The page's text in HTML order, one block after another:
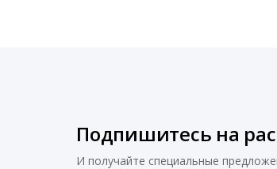
Подпишитесь на
И получайте специальные